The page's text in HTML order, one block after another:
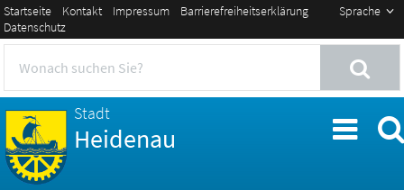
Sprache
Startseite Kontakt Impressum
Barrierefreiheitserklärung
Datenschutz
Stadt
Heidenau